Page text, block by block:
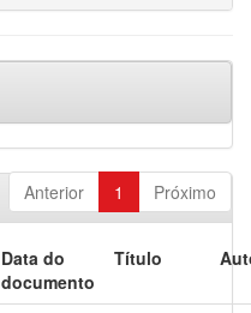
Anterior 1 Próximo
Data do
documento
Título